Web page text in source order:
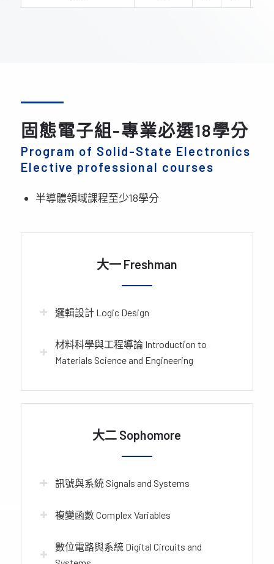
固態電子組-專業必選18學分
Program of Solid-State Electronics
Elective professional courses
半導體領域課程至少18學分
大一 Freshman
邏輯設計 Logic Design
材料科學與工程導論 Introduction to
Materials Science and Engineering
大二 Sophomore
訊號與系統 Signals and Systems
複變函數 Complex Variables
數位電路與系統 Digital Circuits and